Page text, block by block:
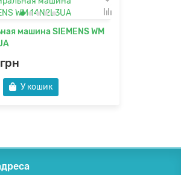
машина SIEMENS WM
У кошик